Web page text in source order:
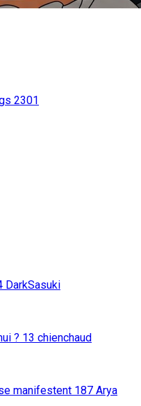
2301
DarkSasuki
? 13 chienchaud
manifestent 187 Arya